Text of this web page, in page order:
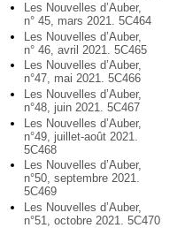
Les Nouvelles d’Auber,
n° 45, mars 2021. 5C464
Les Nouvelles d’Auber,
n° 46, avril 2021. 5C465
Les Nouvelles d’Auber,
n°47, mai 2021. 5C466
Les Nouvelles d’Auber,
n°48, juin 2021. 5C467
Les Nouvelles d’Auber,
n°49, juillet-août 2021.
5C468
Les Nouvelles d’Auber,
n°50, septembre 2021.
5C469
Les Nouvelles d’Auber,
n°51, octobre 2021. 5C470